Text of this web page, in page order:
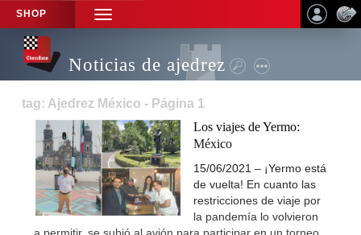
SHOP
TOGGLE
NAVIGATION
Noticias de ajedrez
tag: Ajedrez México - Página 1
Los viajes de Yermo:
México
15/06/2021 – ¡Yermo está
de vuelta! En cuanto las
restricciones de viaje por
la pandemía lo volvieron